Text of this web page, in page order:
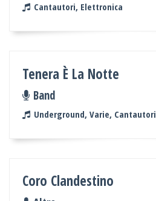
Cantautori, Elettronica
Tenera È La Notte
Band
Underground, Varie, Cantautori
Coro Clandestino